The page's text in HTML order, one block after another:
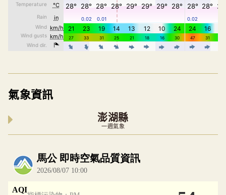
氣象資訊
澎湖縣
一週氣象
內嵌空氣品質小工具為視覺預覽，完整即時空